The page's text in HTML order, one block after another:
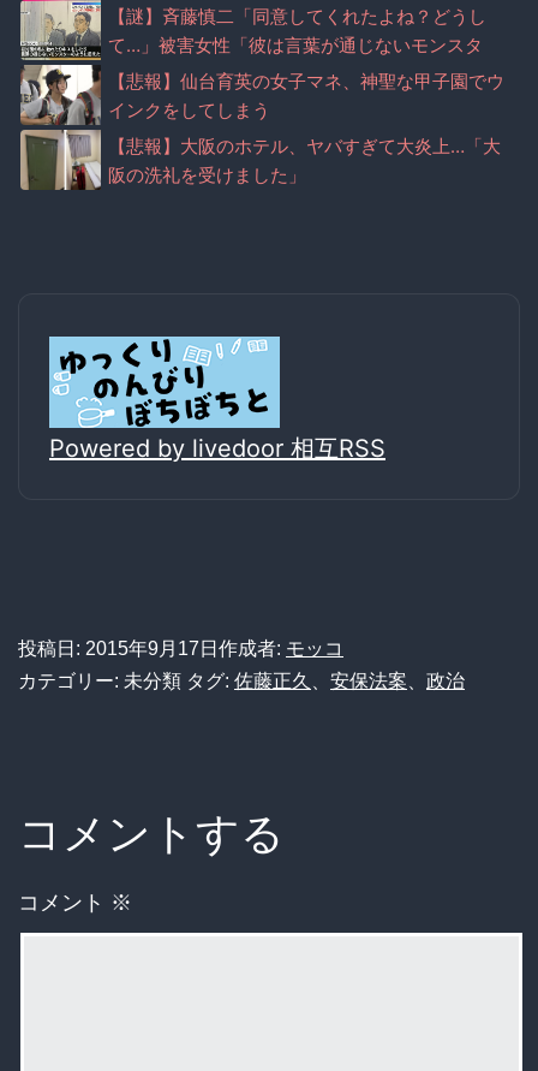
【謎】斉藤慎二「同意してくれたよね？どうし
て…」被害女性「彼は言葉が通じないモンスタ
ー」
【悲報】仙台育英の女子マネ、神聖な甲子園でウ
インクをしてしまう
【悲報】大阪のホテル、ヤバすぎて大炎上…「大
阪の洗礼を受けました」
Powered by livedoor 相互RSS
投稿日: 2015年9月17日 作成者: モッコ
カテゴリー: 未分類 タグ: 佐藤正久 安保法案 政治
コメントする
コメント ※